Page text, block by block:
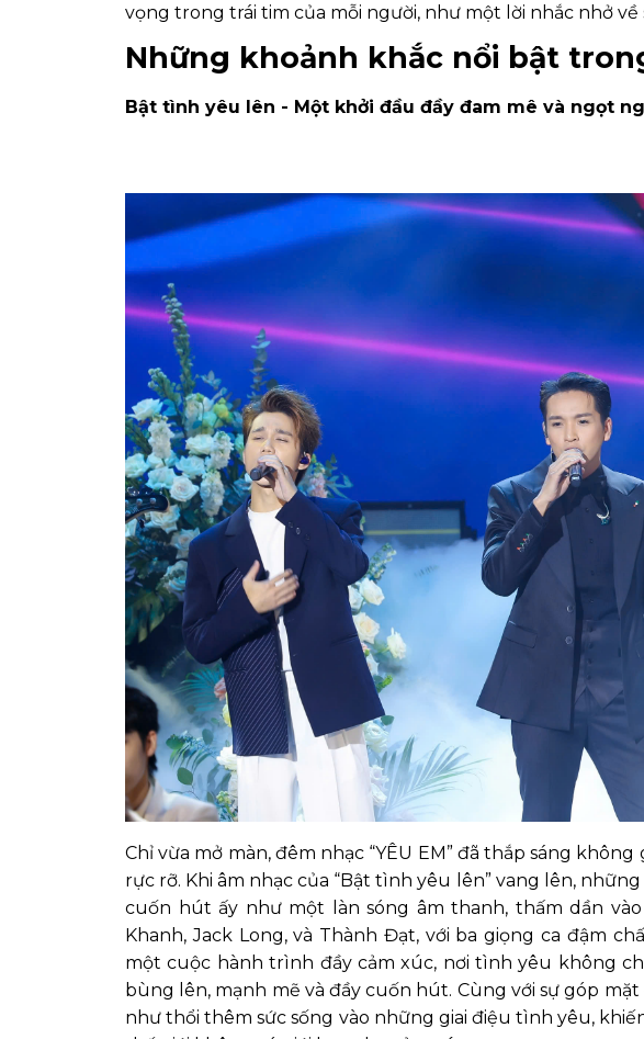
vọng trong trái tim của mỗi người, như một lời nhắc nhở
Những khoảnh khắc nổi bật
Bật tình yêu lên - Một khởi đầu đầy đam mê và ngọt
Chỉ vừa mở màn, đêm nhạc “YÊU EM” đã thắp sáng
rực rỡ. Khi âm nhạc của “Bật tình yêu lên” vang lên,
cuốn hút ấy như một làn sóng âm thanh, thấm dần
Khanh, Jack Long, và Thành Đạt, với ba giọng ca đậm
một cuộc hành trình đầy cảm xúc, nơi tình yêu không
bùng lên, mạnh mẽ và đầy cuốn hút. Cùng với sự góp
như thổi thêm sức sống vào những giai điệu tình yêu,